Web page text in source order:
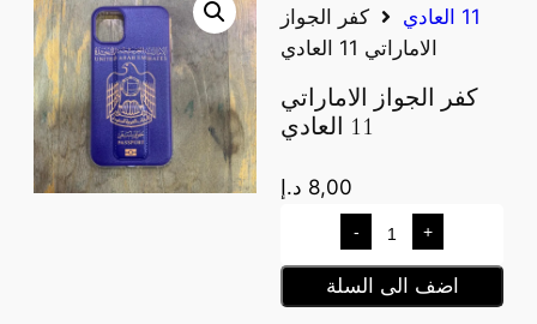
11 العادي
كفر الجواز
الاماراتي 11 العادي
كفر الجواز الاماراتي
11 العادي
8,00 د.إ
- +
اضف الى السلة